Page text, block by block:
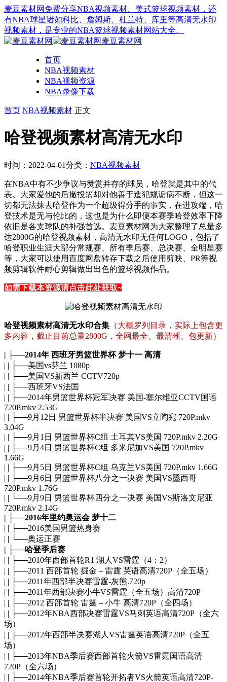
麦豆素材网免费分享NBA视频素材、美式篮球视频素材，还
有NBA球星诸如科比、詹姆斯、杜兰特、库里等高清无水印
视频素材，是专业的NBA篮球视频素材网站大全。
麦豆素材网
首页
NBA视频素材
NBA视频资源
NBA录像下载
首页 NBA视频素材 正文
哈登视频素材高清无水印
时间：2022-04-01分类： NBA视频素材
在NBA中有不少争议与赞赏并存的球员，哈登就是其中的代
表。大家爱他的后撤投篮却对他善于造犯规诟病不断，但这一
切都无法抹去哈登作为一个超级得分手的事实，在进攻端，哈
登技术是无与伦比的，这也是为什么即便本赛季哈登效率下降
依旧是各支球队的补强首选。麦豆素材网为大家整理了总量多
达2800G的哈登视频素材，高清无水印无任何LOGO，包括了
哈登职业生涯大部分常规赛、所有季后赛、总决赛、全明星赛
等，大家可以使用百度网盘转存下载之后使用剪映、PR等视
频剪辑软件耐心剪辑做出出色的篮球视频作品。
如需下载本资源请点击此处获取~
哈登视频素材高清无水印合集 （大概罗列目录，实际上包含更
多内容，截止目前总量2800G，全网最全、最清晰、包更新）
| ├──2014年 西班牙男篮世界杯 梦十一 高清
| | ├──美国vs芬兰 1080p
| | ├──美国VS新西兰 CCTV720p
| | ├──西班牙VS法国
| | ├──2014年男篮世界杯冠军决赛 美国-塞尔维亚CCTV国语
720P.mkv 2.53G
| | ├──9月12日 男篮世界杯半决赛 美国VS立陶宛 720P.mkv
3.04G
| | ├──9月1日 男篮世界杯C组 土耳其VS美国 720P.mkv 2.20G
| | ├──9月4日 男篮世界杯C组 多米尼加VS美国 720P.mkv
1.66G
| | ├──9月5日 男篮世界杯C组 乌克兰VS美国 720P.mkv 1.66G
| | ├──9月6日 男篮世界杯八分之一决赛 美国VS墨西哥
720P.mkv 1.76G
| | └──9月9日 男篮世界杯四分之一决赛 美国VS斯洛文尼亚
720P.mkv 2.14G
| ├──2016年里约奥运会 梦十二
| | ├──2016美国男篮热身赛
| | └──奥运正赛
| ├──哈登季后赛
| | ├──2010年西部首轮R1 湖人VS雷霆（4：2）
| | ├──2011 西部首轮 掘金 – 雷霆 英语高清720P（全五场）
| | ├──2011年西部半决赛雷霆-灰熊.720p
| | ├──2011年西部决赛小牛VS雷霆（全五场）高清720P
| | ├──2012 西部首轮 雷霆 – 小牛 高清720P（全四场）
| | ├──2012年NBA西部决赛雷霆VS马刺英语高清720P（全六
场）
| | ├──2012年西部半决赛湖人VS雷霆英语高清720P（全五
场）
| | ├──2013年NBA季后赛西部首轮火箭VS雷霆国语高清
720P（全六场）
| | ├──2014年NBA季后赛首轮开拓者VS火箭英语高清720P-